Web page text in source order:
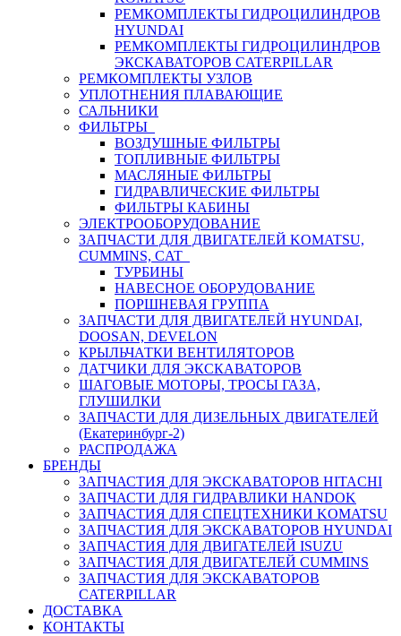
РЕМКОМПЛЕКТЫ ГИДРОЦИЛИНДРОВ
HYUNDAI
РЕМКОМПЛЕКТЫ ГИДРОЦИЛИНДРОВ
ЭКСКАВАТОРОВ CATERPILLAR
РЕМКОМПЛЕКТЫ УЗЛОВ
УПЛОТНЕНИЯ ПЛАВАЮЩИЕ
САЛЬНИКИ
ФИЛЬТРЫ
ВОЗДУШНЫЕ ФИЛЬТРЫ
ТОПЛИВНЫЕ ФИЛЬТРЫ
МАСЛЯНЫЕ ФИЛЬТРЫ
ГИДРАВЛИЧЕСКИЕ ФИЛЬТРЫ
ФИЛЬТРЫ КАБИНЫ
ЭЛЕКТРООБОРУДОВАНИЕ
ЗАПЧАСТИ ДЛЯ ДВИГАТЕЛЕЙ KOMATSU,
CUMMINS, CAT
ТУРБИНЫ
НАВЕСНОЕ ОБОРУДОВАНИЕ
ПОРШНЕВАЯ ГРУППА
ЗАПЧАСТИ ДЛЯ ДВИГАТЕЛЕЙ HYUNDAI,
DOOSAN, DEVELON
КРЫЛЬЧАТКИ ВЕНТИЛЯТОРОВ
ДАТЧИКИ ДЛЯ ЭКСКАВАТОРОВ
ШАГОВЫЕ МОТОРЫ, ТРОСЫ ГАЗА,
ГЛУШИЛКИ
ЗАПЧАСТИ ДЛЯ ДИЗЕЛЬНЫХ ДВИГАТЕЛЕЙ
(Екатеринбург-2)
РАСПРОДАЖА
БРЕНДЫ
ЗАПЧАСТИЯ ДЛЯ ЭКСКАВАТОРОВ HITACHI
ЗАПЧАСТИ ДЛЯ ГИДРАВЛИКИ HANDOK
ЗАПЧАСТИЯ ДЛЯ СПЕЦТЕХНИКИ KOMATSU
ЗАПЧАСТИЯ ДЛЯ ЭКСКАВАТОРОВ HYUNDAI
ЗАПЧАСТИЯ ДЛЯ ДВИГАТЕЛЕЙ ISUZU
ЗАПЧАСТИЯ ДЛЯ ДВИГАТЕЛЕЙ CUMMINS
ЗАПЧАСТИЯ ДЛЯ ЭКСКАВАТОРОВ
CATERPILLAR
ДОСТАВКА
КОНТАКТЫ